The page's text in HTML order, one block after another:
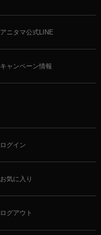
アニタマ公式LINE
キャンペーン情報
ログイン
お気に入り
ログアウト